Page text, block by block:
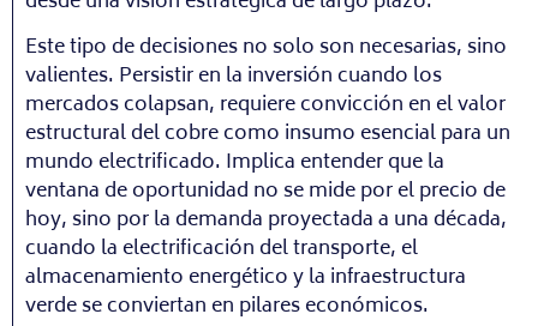
Este tipo de decisiones no solo son necesarias, sino
valientes. Persistir en la inversión cuando los
mercados colapsan, requiere convicción en el valor
estructural del cobre como insumo esencial para un
mundo electrificado. Implica entender que la
ventana de oportunidad no se mide por el precio de
hoy, sino por la demanda proyectada a una década,
cuando la electrificación del transporte, el
almacenamiento energético y la infraestructura
verde se conviertan en pilares económicos.